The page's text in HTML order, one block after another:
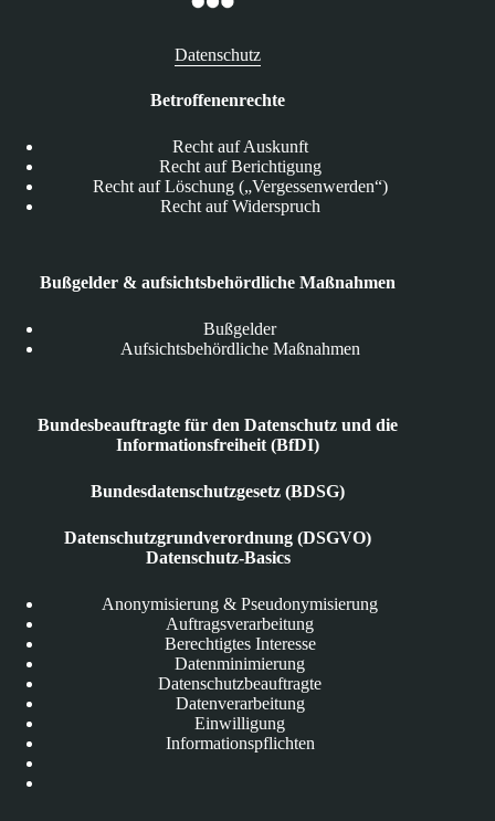
Datenschutz
Betroffenenrechte
Recht auf Auskunft
Recht auf Berichtigung
Recht auf Löschung („Vergessenwerden“)
Recht auf Widerspruch
Bußgelder & aufsichtsbehördliche Maßnahmen
Bußgelder
Aufsichtsbehördliche Maßnahmen
Bundesbeauftragte für den Datenschutz und die
Informationsfreiheit (BfDI)
Bundesdatenschutzgesetz (BDSG)
Datenschutzgrundverordnung (DSGVO)
Datenschutz-Basics
Anonymisierung & Pseudonymisierung
Auftragsverarbeitung
Berechtigtes Interesse
Datenminimierung
Datenschutzbeauftragte
Datenverarbeitung
Einwilligung
Informationspflichten